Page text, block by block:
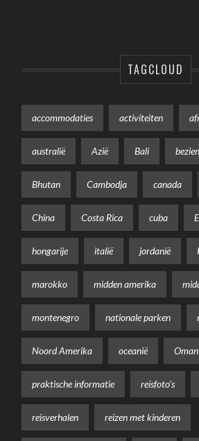
TAGCLOUD
accommodaties activiteiten
australië Azië Bali
Bhutan Cambodja canada
China Costa Rica cuba
hongarije italië jordanië
marokko midden amerika
montenegro nationale parken
Noord Amerika oceanië Oman
praktische informatie reisfoto's
reisverhalen reizen met kinderen